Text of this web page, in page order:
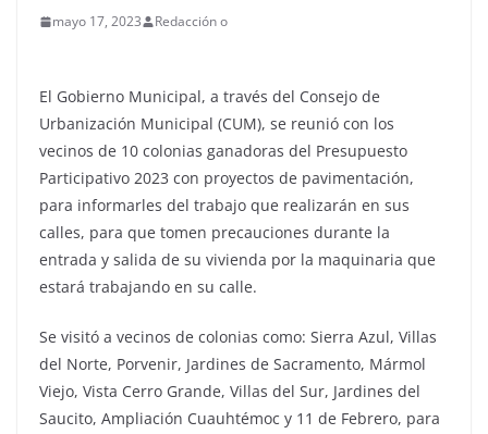
mayo 17, 2023 Redacción o
El Gobierno Municipal, a través del Consejo de
Urbanización Municipal (CUM), se reunió con los
vecinos de 10 colonias ganadoras del Presupuesto
Participativo 2023 con proyectos de pavimentación,
para informarles del trabajo que realizarán en sus
calles, para que tomen precauciones durante la
entrada y salida de su vivienda por la maquinaria que
estará trabajando en su calle.
Se visitó a vecinos de colonias como: Sierra Azul, Villas
del Norte, Porvenir, Jardines de Sacramento, Mármol
Viejo, Vista Cerro Grande, Villas del Sur, Jardines del
Saucito, Ampliación Cuauhtémoc y 11 de Febrero, para